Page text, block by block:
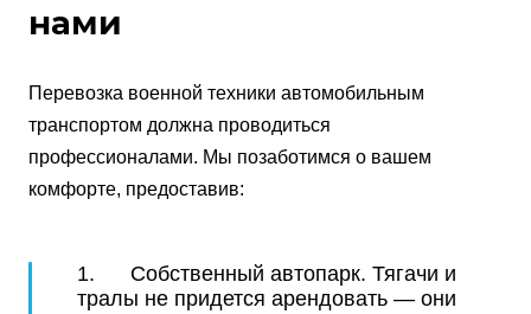
нами
Перевозка военной техники автомобильным
транспортом должна проводиться
профессионалами. Мы позаботимся о вашем
комфорте, предоставив:
1. Собственный автопарк. Тягачи и
тралы не придется арендовать — они